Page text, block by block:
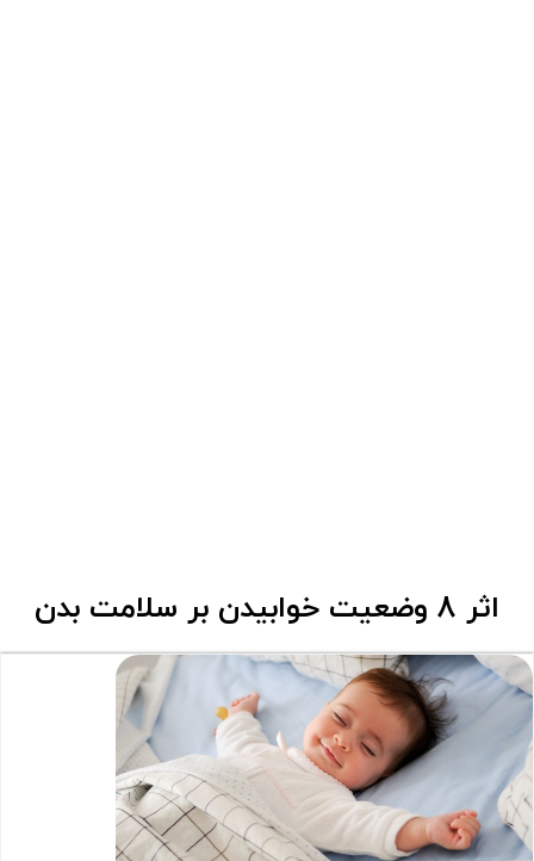
اثر 8 وضعیت خوابیدن بر سلامت بدن